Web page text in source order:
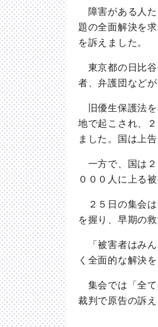
障害がある人た
題の全面解決を
を訴えました。
東京都の日比谷
者、弁護団などが
旧優生保護法を
地で起こされ、
ました。国は上
一方で、国は２
０００人に上る
２５日の集会は
を握り、早期の
「被害者はみん
く全面的な解決
集会では「全て
裁判で原告の訴